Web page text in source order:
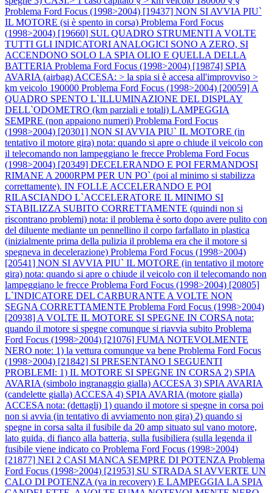
Problema Ford Focus (1998>2004) [19437] NON SI AVVIA PIU`
IL MOTORE (si è spento in corsa) Problema Ford Focus
(1998>2004) [19660] SUL QUADRO STRUMENTI A VOLTE
TUTTI GLI INDICATORI ANALOGICI SONO A ZERO, SI
ACCENDONO SOLO LA SPIA OLIO E QUELLA DELLA
BATTERIA Problema Ford Focus (1998>2004) [19874] SPIA
AVARIA (airbag) ACCESA: > la spia si è accesa all'improvviso >
km veicolo 190000 Problema Ford Focus (1998>2004) [20059] A
QUADRO SPENTO L`ILLUMINAZIONE DEL DISPLAY
DELL`ODOMETRO (km parziali e totali) LAMPEGGIA
SEMPRE (non appaiono numeri) Problema Ford Focus
(1998>2004) [20301] NON SI AVVIA PIU` IL MOTORE (in
tentativo il motore gira) nota: quando si apre o chiude il veicolo con
il telecomando non lampeggiano le frecce Problema Ford Focus
(1998>2004) [20349] DECELERANDO E POI FERMANDOSI
RIMANE A 2000RPM PER UN PO` (poi al minimo si stabilizza
correttamente). IN FOLLE ACCELERANDO E POI
RILASCIANDO L`ACCELERATORE IL MINIMO SI
STABILIZZA SUBITO CORRETTAMENTE (quindi non si
riscontrano problemi) nota: il problema è sorto dopo avere pulito con
del diluente mediante un pennellino il corpo farfallato in plastica
(inizialmente prima della pulizia il problema era che il motore si
spegneva in decelerazione) Problema Ford Focus (1998>2004)
[20541] NON SI AVVIA PIU` IL MOTORE (in tentativo il motore
gira) nota: quando si apre o chiude il veicolo con il telecomando non
lampeggiano le frecce Problema Ford Focus (1998>2004) [20805]
L`INDICATORE DEL CARBURANTE A VOLTE NON
SEGNA CORRETTAMENTE Problema Ford Focus (1998>2004)
[20938] A VOLTE IL MOTORE SI SPEGNE IN CORSA nota:
quando il motore si spegne comunque si riavvia subito Problema
Ford Focus (1998>2004) [21076] FUMA NOTEVOLMENTE
NERO note: 1) la vettura comunque va bene Problema Ford Focus
(1998>2004) [21842] SI PRESENTANO I SEGUENTI
PROBLEMI: 1) IL MOTORE SI SPEGNE IN CORSA 2) SPIA
AVARIA (simbolo ingranaggio gialla) ACCESA 3) SPIA AVARIA
(candelette gialla) ACCESA 4) SPIA AVARIA (motore gialla)
ACCESA nota: (dettagli) 1) quando il motore si spegne in corsa poi
non si avvia (in tentativo di avviamento non gira) 2) quando si
spegne in corsa salta il fusibile da 20 amp situato sul vano motore,
lato guida, di fianco alla batteria, sulla fusibiliera (sulla legenda il
fusibile viene indicato co Problema Ford Focus (1998>2004)
[21877] NEI 2 CASI MANCA SEMPRE DI POTENZA Problema
Ford Focus (1998>2004) [21953] SU STRADA SI AVVERTE UN
CALO DI POTENZA (va in recovery) E LAMPEGGIA LA SPIA